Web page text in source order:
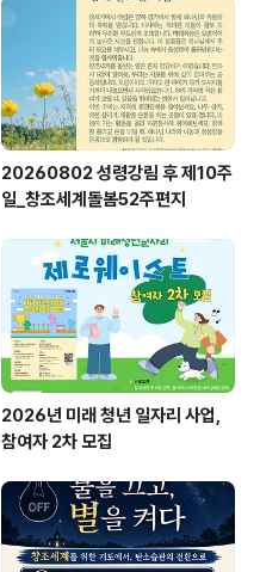
20260802 성령강림 후 제10주
일_창조세계돌봄52주편지
2026년 미래 청년 일자리 사업,
참여자 2차 모집